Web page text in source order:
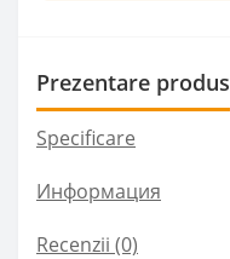
Prezentare produs
Specificare
Информация
Recenzii (0)